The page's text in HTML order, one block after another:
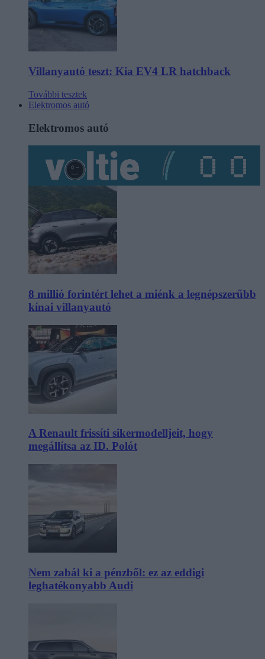
Villanyautó teszt: Kia EV4 LR hatchback
További tesztek
Elektromos autó
Elektromos autó
8 millió forintért lehet a miénk a legnépszerűbb
kínai villanyautó
A Renault frissíti sikermodelljeit, hogy
megállítsa az ID. Polót
Nem zabál ki a pénzből: ez az eddigi
leghatékonyabb Audi